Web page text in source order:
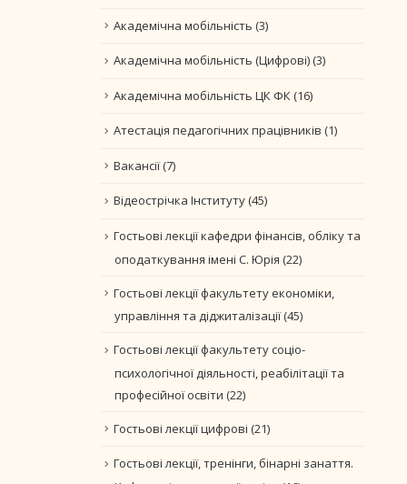
Академічна мобільність (3)
Академічна мобільність (Цифрові)(3)
Академічна мобільність ЦК ФК(16)
Атестація педагогічних працівників (1)
Вакансії(7)
Відеострічка Інституту(45)
Гостьові лекції кафедри фінансів, обліку та
оподаткування імені С. Юрія (22)
Гостьові лекції факультету економіки,
управління та діджиталізації(45)
Гостьові лекції факультету соціо-
психологічної діяльності, реабілітації та
професійної освіти (22)
Гостьові лекції цифрові (21)
Гостьові лекції, тренінги, бінарні занаття.